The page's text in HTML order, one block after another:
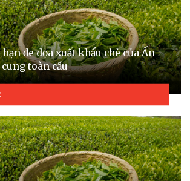
đe dọa xuất khẩu chè của Ấn
toàn cầu